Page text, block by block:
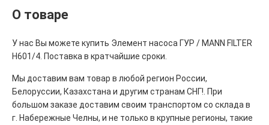
О товаре
У нас Вы можете купить Элемент насоса ГУР / MANN FILTER
H601/4. Поставка в кратчайшие сроки.
Мы доставим вам товар в любой регион России,
Белоруссии, Казахстана и другим странам СНГ!. При
большом заказе доставим своим транспортом со склада в
г. Набережные Челны, и не только в крупные регионы, такие